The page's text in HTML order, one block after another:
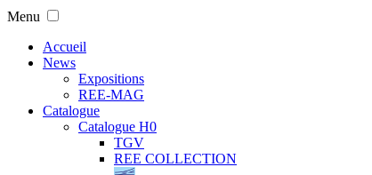
Menu
Accueil
News
Expositions
REE-MAG
Catalogue
Catalogue H0
TGV
REE COLLECTION